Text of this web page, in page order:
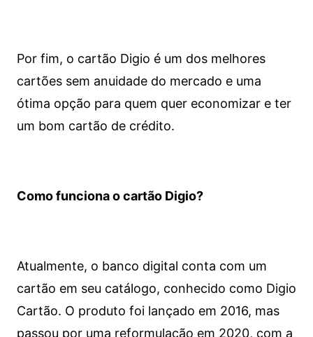
Por fim, o cartão Digio é um dos melhores
cartões sem anuidade do mercado e uma
ótima opção para quem quer economizar e ter
um bom cartão de crédito.
Como funciona o cartão Digio?
Atualmente, o banco digital conta com um
cartão em seu catálogo, conhecido como Digio
Cartão. O produto foi lançado em 2016, mas
passou por uma reformulação em 2020, com a